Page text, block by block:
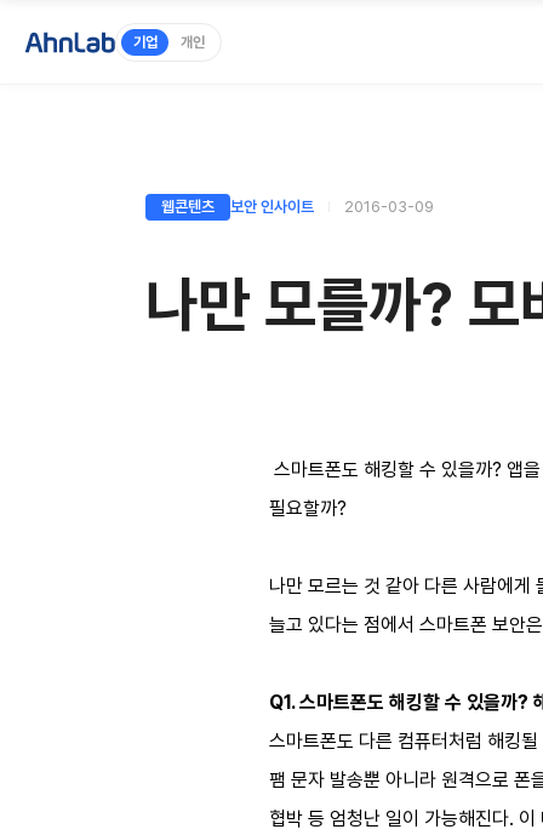
기업 개인
웹콘텐츠 보안 인사이트 2016-03-09
나만 모를까?
스마트폰도 해킹할 수 있을까? 앱
필요할까?
나만 모르는 것 같아 다른 사람에게
늘고 있다는 점에서 스마트폰 보안
Q1. 스마트폰도 해킹할 수 있을까?
스마트폰도 다른 컴퓨터처럼 해킹
팸 문자 발송뿐 아니라 원격으로 폰
협박 등 엄청난 일이 가능해진다.